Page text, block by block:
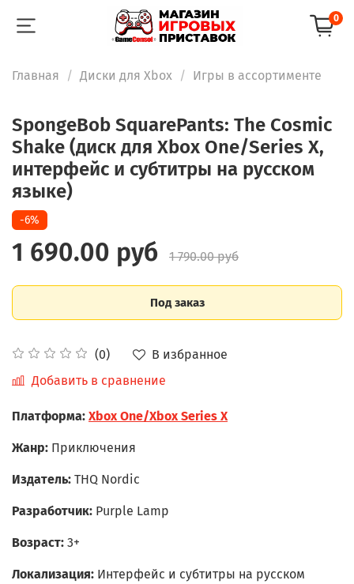
0
Главная Диски для Xbox Игры в ассортименте
SpongeBob SquarePants: The Cosmic
Shake (диск для Xbox One/Series X,
интерфейс и субтитры на русском
языке)
(0)
В избранное
Добавить в сравнение
-6%
1 690.00 руб 1 790.00 руб
Под заказ
Платформа: Xbox One/Xbox Series X
Жанр: Приключения
Издатель: THQ Nordic
Разработчик: Purple Lamp
Возраст: 3+
Локализация: Интерфейс и субтитры на русском